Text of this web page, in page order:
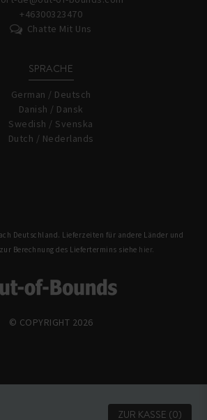
ZUR KASSE (0)
+46300323470
Chatte Mit Uns
SPRACHE
German / Deutsch
Danish / Dansk
Swedish / Svenska
Dutch / Nederlands
Deutschland. Lieferzeiten für andere Länder und
Berechnung des Liefertermins siehe hier.
© COPYRIGHT 2026